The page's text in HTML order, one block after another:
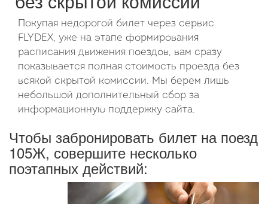
Покупая недорогой билет через сервис
FLYDEX, уже на этапе формирования
расписания движения поездов, вам сразу
показывается полная стоимость проезда без
всякой скрытой комиссии. Мы берем лишь
небольшой дополнительный сбор за
информационную поддержку сайта.
Чтобы забронировать билет на поезд
105Ж, совершите несколько
поэтапных действий: